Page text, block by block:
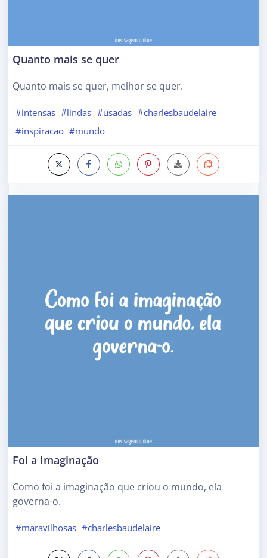
Quanto mais se quer
Quanto mais se quer, melhor se quer.
#intensas #lindas #usadas #charlesbaudelaire
#inspiracao #mundo
Foi a Imaginação
Como foi a imaginação que criou o mundo, ela
governa-o.
#maravilhosas #charlesbaudelaire